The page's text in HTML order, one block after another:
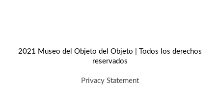
2021 Museo del Objeto del Objeto | Todos los derechos
reservados
Privacy Statement